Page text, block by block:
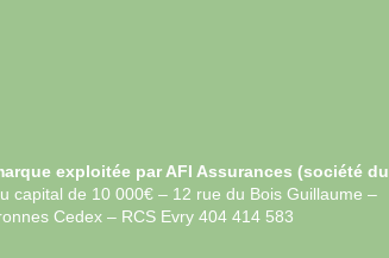
exploitée par AFI Assurances (société du
capital de 10 000€ – 12 rue du Bois Guillaume –
Cedex – RCS Evry 404 414 583